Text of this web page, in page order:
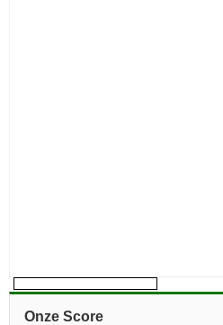
Onze Score